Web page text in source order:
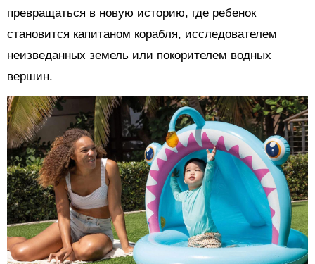
превращаться в новую историю, где ребенок
становится капитаном корабля, исследователем
неизведанных земель или покорителем водных
вершин.